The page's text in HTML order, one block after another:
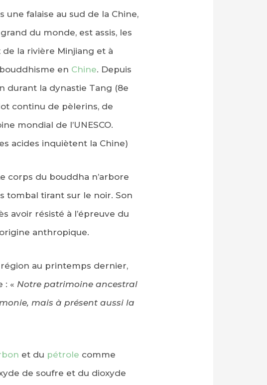
falaise au sud de la Chine,
du monde, est assis, les
la rivière Minjiang et à
en Chine. Depuis
durant la dynastie Tang (8e
continu de pèlerins, de
mondial de l’UNESCO.
acides inquiètent la Chine)
corps du bouddha n’arbore
tombal tirant sur le noir. Son
avoir résisté à l’épreuve du
anthropique.
région au printemps dernier,
: « Notre patrimoine ancestral
mais à présent aussi la
et du pétrole comme
de soufre et du dioxyde